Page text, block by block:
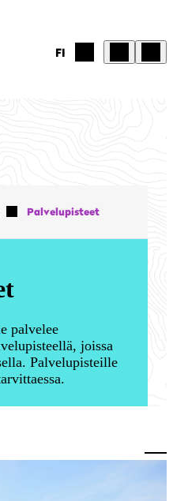
FI
Palvelupisteet
palvelee
joissa
Palvelupisteille